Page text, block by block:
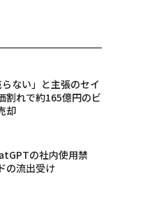
らない」と主張のセイ
割れで約165億円のビ
却
の社内使用禁
の流出受け